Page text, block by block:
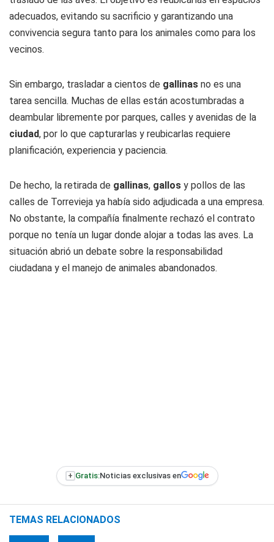
adecuados, evitando su sacrificio y garantizando una
convivencia segura tanto para los animales como para los
vecinos.
Sin embargo, trasladar a cientos de gallinas no es una
tarea sencilla. Muchas de ellas están acostumbradas a
deambular libremente por parques, calles y avenidas de la
ciudad, por lo que capturarlas y reubicarlas requiere
planificación, experiencia y paciencia.
De hecho, la retirada de gallinas, gallos y pollos de las
calles de Torrevieja ya había sido adjudicada a una empresa.
No obstante, la compañía finalmente rechazó el contrato
porque no tenía un lugar donde alojar a todas las aves. La
situación abrió un debate sobre la responsabilidad
ciudadana y el manejo de animales abandonados.
+ Gratis:Noticias exclusivas en
TEMAS RELACIONADOS